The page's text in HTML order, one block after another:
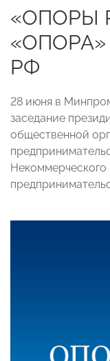
«ОПОРЫ
«ОПОРА»
РФ
28 июня в
заседание
общественной